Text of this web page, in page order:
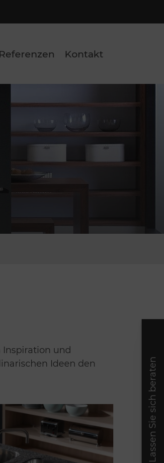
Referenzen Kontakt
und
Ideen den
Lassen Sie sich beraten